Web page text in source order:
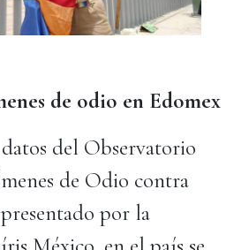
de odio en Edomex
del Observatorio
de Odio contra
por la